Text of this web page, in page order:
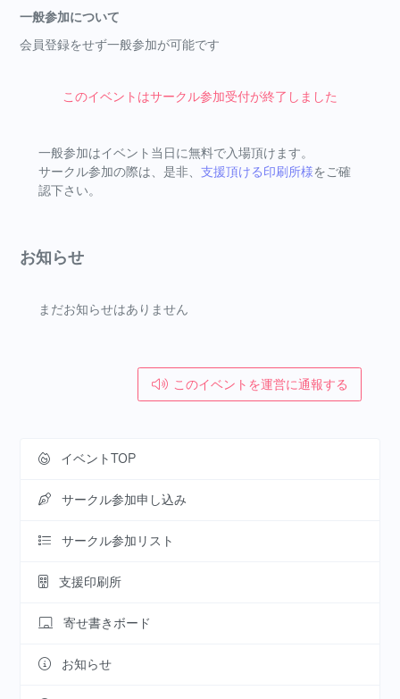
一般参加について
会員登録をせず一般参加が可能です
このイベントはサークル参加受付が終了しました
一般参加はイベント当日に無料で入場頂けます。
サークル参加の際は、是非、 支援頂ける印刷所様をご確
認下さい。
お知らせ
まだお知らせはありません
このイベントを運営に通報する
イベントTOP
サークル参加申し込み
サークル参加リスト
支援印刷所
寄せ書きボード
お知らせ